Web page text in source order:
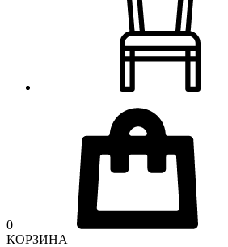
0
КОРЗИНА